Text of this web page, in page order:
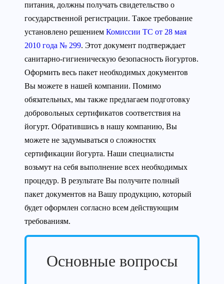
питания, должны получать свидетельство о
государственной регистрации. Такое требование
установлено решением Комиссии ТС от 28 мая
2010 года № 299. Этот документ подтверждает
санитарно-гигиеническую безопасность йогуртов.
Оформить весь пакет необходимых документов
Вы можете в нашей компании. Помимо
обязательных, мы также предлагаем подготовку
добровольных сертификатов соответствия на
йогурт. Обратившись в нашу компанию, Вы
можете не задумываться о сложностях
сертификации йогурта. Наши специалисты
возьмут на себя выполнение всех необходимых
процедур. В результате Вы получите полный
пакет документов на Вашу продукцию, который
будет оформлен согласно всем действующим
требованиям.
Основные вопросы